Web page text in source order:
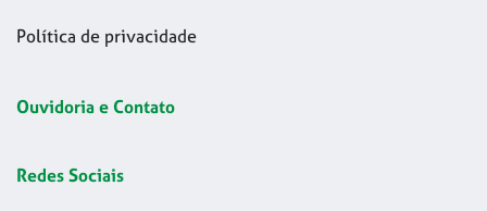
Política de privacidade
Ouvidoria e Contato
Redes Sociais